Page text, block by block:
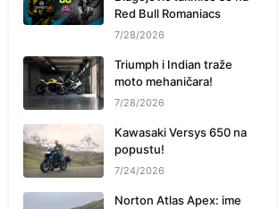
Red Bull Romaniacs
7/28/2026
Triumph i Indian traže
moto mehaničara!
7/28/2026
Kawasaki Versys 650 na
popustu!
7/24/2026
Norton Atlas Apex: ime